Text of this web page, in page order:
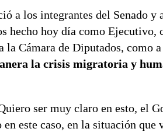
a los integrantes del Senado y
hecho hoy día como Ejecutivo,
Cámara de Diputados, como
la crisis migratoria y
ser muy claro en esto, el
este caso, en la situación que